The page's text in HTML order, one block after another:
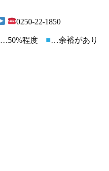
0250-22-1850
…50%程度 ■…余裕があり